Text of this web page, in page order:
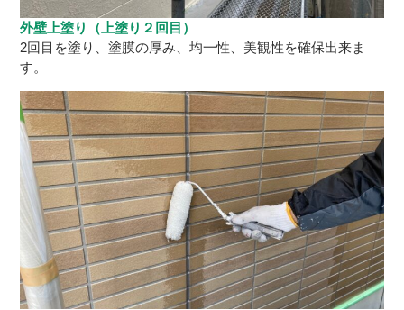
外壁上塗り（上塗り２回目）
2回目を塗り、塗膜の厚み、均一性、美観性を確保出来ま
す。